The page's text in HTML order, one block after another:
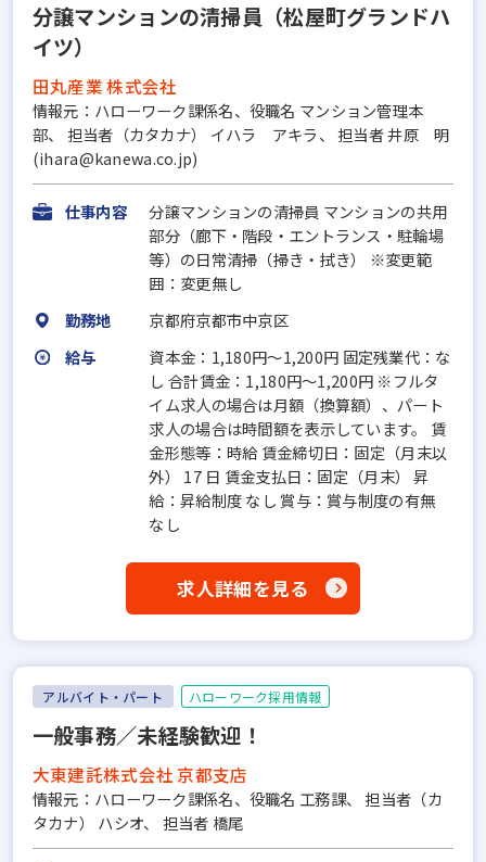
分譲マンションの清掃員（松屋町グランドハ
イツ）
田丸産業 株式会社
情報元：ハローワーク課係名、役職名 マンション管理本
部、 担当者（カタカナ） イハラ アキラ、 担当者 井原 明
(ihara@kanewa.co.jp)
仕事内容
分譲マンションの清掃員 マンションの共用
部分（廊下・階段・エントランス・駐輪場
等）の日常清掃（掃き・拭き） ※変更範
囲：変更無し
勤務地
京都府京都市中京区
給与
資本金：1,180円〜1,200円 固定残業代：な
し 合計賃金：1,180円～1,200円 ※フルタ
イム求人の場合は月額（換算額）、パート
求人の場合は時間額を表示しています。 賃
金形態等：時給 賃金締切日：固定（月末以
外） 17 日 賃金支払日：固定（月末） 昇
給：昇給制度 なし 賞与：賞与制度の有無
なし
求人詳細を見る
アルバイト・パート ハローワーク採用情報
一般事務／未経験歓迎！
大東建託株式会社 京都支店
情報元：ハローワーク課係名、役職名 工務課、 担当者（カ
タカナ） ハシオ、 担当者 橋尾